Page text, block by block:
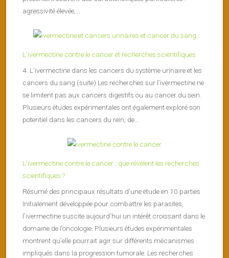
agressivité élevée,...
L’ivermectine contre le cancer et recherches scientifiques
4. L’ivermectine dans les cancers du système urinaire et les
cancers du sang (suite) Les recherches sur l’ivermectine ne
se limitent pas aux cancers digestifs ou au cancer du sein.
Plusieurs études expérimentales ont également exploré son
potentiel dans les cancers du rein, de...
L’ivermectine contre le cancer : que révèlent les recherches
scientifiques ?
Résumé des principaux résultats d’une étude en 10 parties
Initialement développée pour combattre les parasites,
l’ivermectine suscite aujourd’hui un intérêt croissant dans le
domaine de l’oncologie. Plusieurs études expérimentales
montrent qu’elle pourrait agir sur différents mécanismes
impliqués dans la progression tumorale. Les recherches